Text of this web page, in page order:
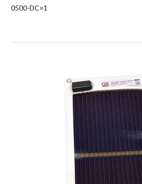
0500-DC×1